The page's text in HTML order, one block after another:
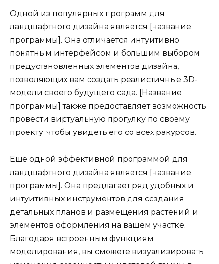
Одной из популярных программ для
ландшафтного дизайна является [название
программы]. Она отличается интуитивно
понятным интерфейсом и большим выбором
предустановленных элементов дизайна,
позволяющих вам создать реалистичные 3D-
модели своего будущего сада. [Название
программы] также предоставляет возможность
провести виртуальную прогулку по своему
проекту, чтобы увидеть его со всех ракурсов.
Еще одной эффективной программой для
ландшафтного дизайна является [название
программы]. Она предлагает ряд удобных и
интуитивных инструментов для создания
детальных планов и размещения растений и
элементов оформления на вашем участке.
Благодаря встроенным функциям
моделирования, вы сможете визуализировать